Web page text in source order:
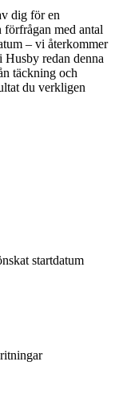
dig för en
med antal
– vi återkommer
redan denna
täckning och
du verkligen
startdatum